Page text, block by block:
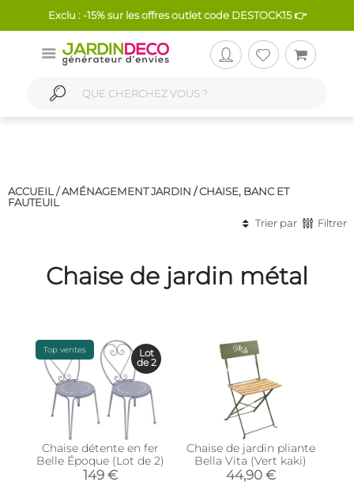
Exclu : -15% sur les offres outlet code DESTOCK15 👉
ACCUEIL /AMÉNAGEMENT JARDIN /CHAISE, BANC ET
FAUTEUIL
Trier par
Filtrer
Chaise de jardin métal
Top ventes
Chaise détente en fer
Belle Époque (Lot de 2)
149 €
Lot
de 2
Chaise de jardin pliante
Bella Vita (Vert kaki)
44,90 €